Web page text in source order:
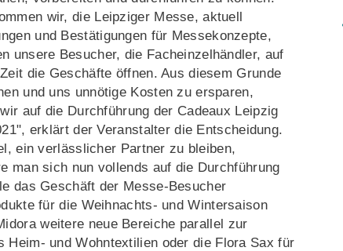
wir, die Leipziger Messe, aktuell
und Bestätigungen für Messekonzepte,
unsere Besucher, die Facheinzelhändler, auf
die Geschäfte öffnen. Aus diesem Grunde
und uns unnötige Kosten zu ersparen,
auf die Durchführung der Cadeaux Leipzig
erklärt der Veranstalter die Entscheidung.
ein verlässlicher Partner zu bleiben,
man sich nun vollends auf die Durchführung
das Geschäft der Messe-Besucher
für die Weihnachts- und Wintersaison
weitere neue Bereiche parallel zur
Heim- und Wohntextilien oder die Flora Sax für